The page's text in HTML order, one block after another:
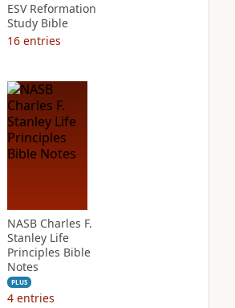
ESV Reformation
Study Bible
16 entries
NASB Charles F.
Stanley Life
Principles Bible
Notes
PLUS
4 entries